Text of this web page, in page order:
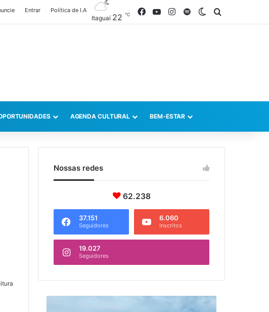
Entrar Política de I.A
Itaguaí 22 ℃ FacebookYouTubeInstagram
SpotifySwitch skin
AGENDA CULTURAL BEM-ESTAR
Nossas redes
62.238
37.151
Seguidores
6.060
Inscritos
19.027
Seguidores